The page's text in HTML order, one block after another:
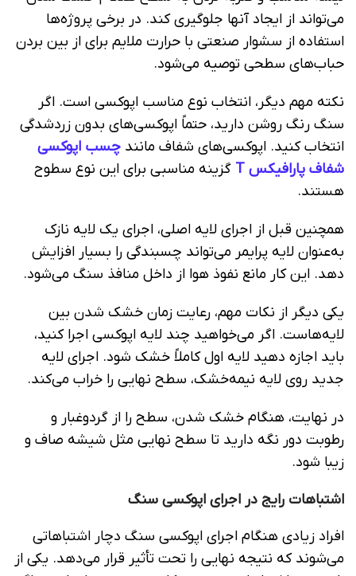
می‌تواند از ایجاد آنها جلوگیری کند. در برخی پروژه‌ها
استفاده از سشوار صنعتی با حرارت ملایم برای از بین بردن
حباب‌های سطحی توصیه می‌شود.
نکته مهم دیگر، انتخاب نوع مناسب اپوکسی است. اگر
سنگ رنگ روشن دارید، حتماً اپوکسی‌های بدون زردشدگی
انتخاب کنید. اپوکسی‌های شفاف مانند چسب اپوکسی
شفاف پارافیکس T
گزینه مناسبی برای این نوع سطوح
هستند.
همچنین قبل از اجرای لایه اصلی، اجرای یک لایه نازک
به‌عنوان لایه پرایمر می‌تواند چسبندگی را بسیار افزایش
دهد. این کار مانع نفوذ هوا از داخل منافذ سنگ می‌شود.
یکی دیگر از نکات مهم، رعایت زمان خشک شدن بین
لایه‌هاست. اگر می‌خواهید چند لایه اپوکسی اجرا کنید،
باید اجازه دهید لایه اول کاملاً خشک شود. اجرای لایه
جدید روی لایه نیمه‌خشک، سطح نهایی را خراب می‌کند.
در نهایت، هنگام خشک شدن، سطح را از گردوغبار و
رطوبت دور نگه دارید تا سطح نهایی مثل شیشه صاف و
زیبا شود.
اشتباهات رایج در اجرای اپوکسی سنگ
افراد زیادی هنگام اجرای اپوکسی سنگ دچار اشتباهاتی
می‌شوند که نتیجه نهایی را تحت تأثیر قرار می‌دهد. یکی از